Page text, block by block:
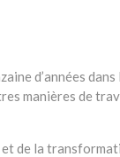
d’années
manières de
et de la